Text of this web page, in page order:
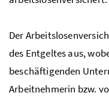
Der
des Entgeltes aus,
beschäftigenden
Arbeitnehmerin bzw.